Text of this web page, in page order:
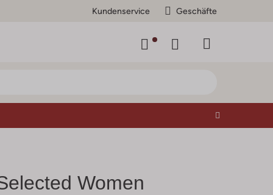
Kundenservice Geschäfte
Women